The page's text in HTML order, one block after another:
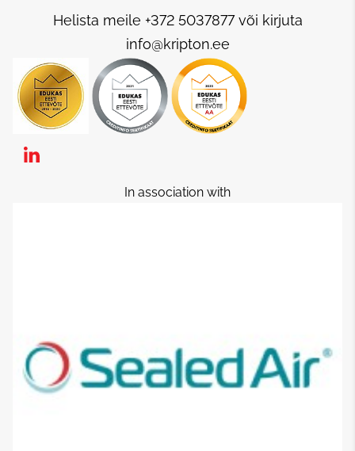
Helista meile +372 5037877 või kirjuta
info@kripton.ee
In association with